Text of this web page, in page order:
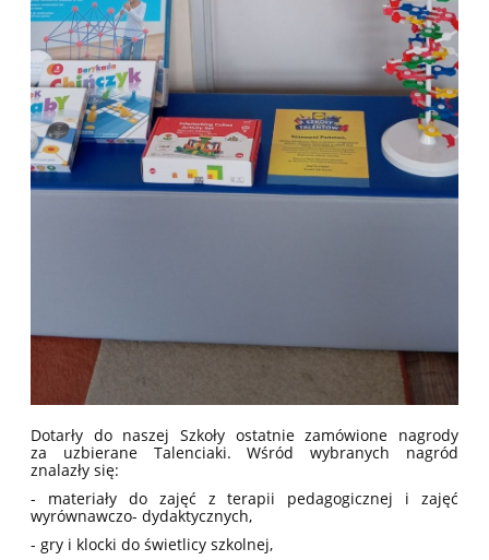
Dotarły do naszej Szkoły ostatnie zamówione nagrody
za uzbierane Talenciaki. Wśród wybranych nagród
znalazły się:
- materiały do zajęć z terapii pedagogicznej i zajęć
wyrównawczo- dydaktycznych,
- gry i klocki do świetlicy szkolnej,